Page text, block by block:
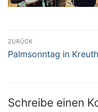
ZURÜCK
Vorheriger
Palmsonntag in Kreuth
Schreibe einen